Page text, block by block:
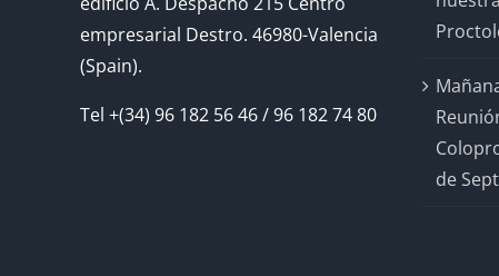
empresarial Destro. 46980-Valencia
(Spain).
Tel +(34) 96 182 56 46 / 96 182 74 80
de